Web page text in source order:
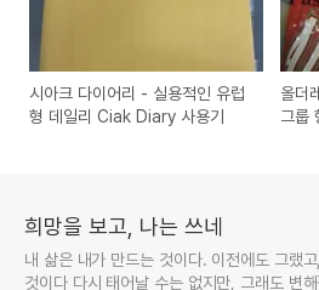
시아크 다이어리 - 실용적인 유럽
형 데일리 Ciak Diary 사용기
올더
그룹
희망을 보고, 나는 쓰네
내 삶은 내가 만드는 것이다. 이전에도 그랬
것이다 다시 태어날 수는 없지만, 그래도 변